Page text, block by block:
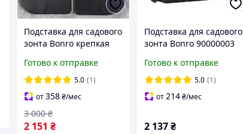
Подставка для садового
зонта Bonro крепкая
Готово к отправке
5.0 (1)
от358₴/мес
2 151 ₴
3 000 ₴
Подставка для садового
зонта Bonro 90000003
секционная
универсальная черная
Готово к отправке
5.0 (1)
от214₴/мес
2 137₴